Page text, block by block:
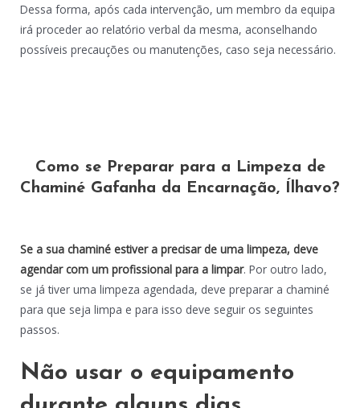
Dessa forma, após cada intervenção, um membro da equipa
irá proceder ao relatório verbal da mesma, aconselhando
possíveis precauções ou manutenções, caso seja necessário.
Como se Preparar para a Limpeza de
Chaminé Gafanha da Encarnação, Ílhavo?
Se a sua chaminé estiver a precisar de uma limpeza, deve
agendar com um profissional para a limpar. Por outro lado,
se já tiver uma limpeza agendada, deve preparar a chaminé
para que seja limpa e para isso deve seguir os seguintes
passos.
Não usar o equipamento